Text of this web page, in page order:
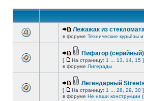
Лежажак из
в форуме Технические курьёзы
Пифагор (серийный)
[ На страницу: 1 13 14 15 ]
в форуме Лигерады
Легендарный
[ На страницу: 1 28 29 30 ]
в форуме Не наши конструкции